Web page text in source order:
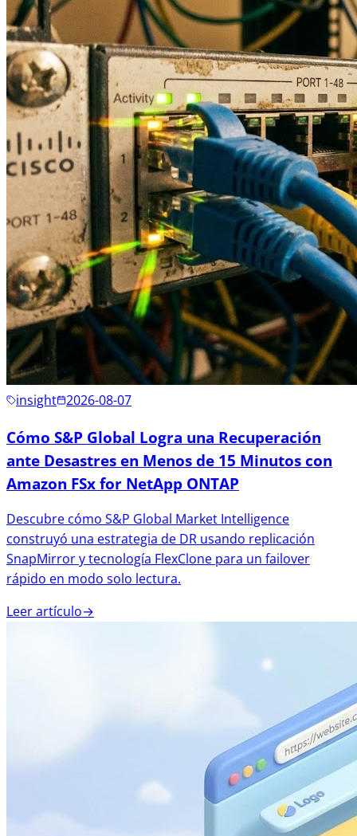
insight 2026-08-07
Cómo S&P Global Logra una Recuperación
ante Desastres en Menos de 15 Minutos con
Amazon FSx for NetApp ONTAP
Descubre cómo S&P Global Market Intelligence
construyó una estrategia de DR usando replicación
SnapMirror y tecnología FlexClone para un failover
rápido en modo solo lectura.
Leer artículo→